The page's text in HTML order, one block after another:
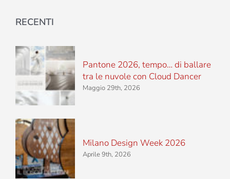
RECENTI
Pantone 2026, tempo… di ballare
tra le nuvole con Cloud Dancer
Maggio 29th, 2026
Milano Design Week 2026
Aprile 9th, 2026